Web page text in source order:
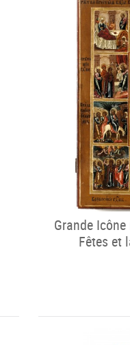
Grande
Fêtes et